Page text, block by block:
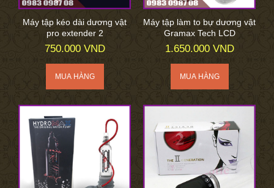
Máy tập kéo dài dương vật
pro extender 2
750.000 VND
Máy tập làm to bự dương vật
Gramax Tech LCD
1.650.000 VND